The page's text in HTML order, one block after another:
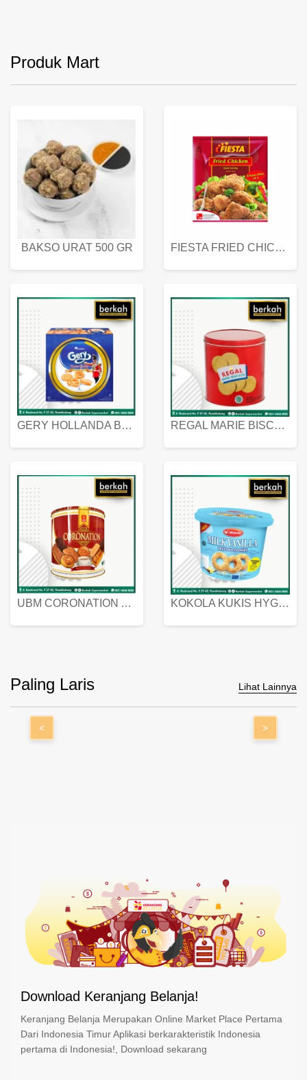
Produk Mart
BAKSO URAT 500 GR FIESTA FRIED CHICKEN 500 GR
GERY HOLLANDA BUTTER COOKIES 450 GRAM REGAL MARIE BISCUIT KALENG 550 GRAM
UBM CORONATION ASSORTED BISKUIT KALENG 450 GRAM KOKOLA KUKIS HYGIENIC MILK VANILLA PACK 320 GR
Paling Laris Lihat Lainnya
< >
Download Keranjang Belanja!
Keranjang Belanja Merupakan Online Market Place Pertama
Dari Indonesia Timur Aplikasi berkarakteristik Indonesia
pertama di Indonesia!, Download sekarang